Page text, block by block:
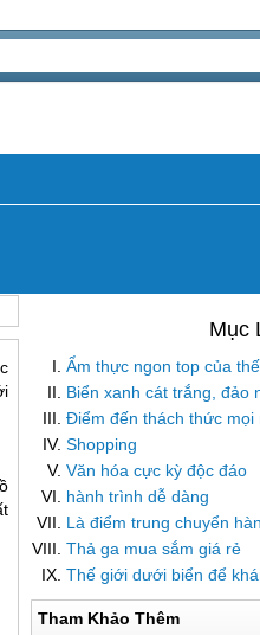
Ẩm thực ngon top của
Biển xanh cát trắng, đảo
Điểm đến thách thức mọi
Shopping
Văn hóa cực kỳ độc đáo
hành trình dễ dàng
Là điểm trung chuyển
Thả ga mua sắm giá rẻ
Thế giới dưới biển để
Tham Khảo Thêm